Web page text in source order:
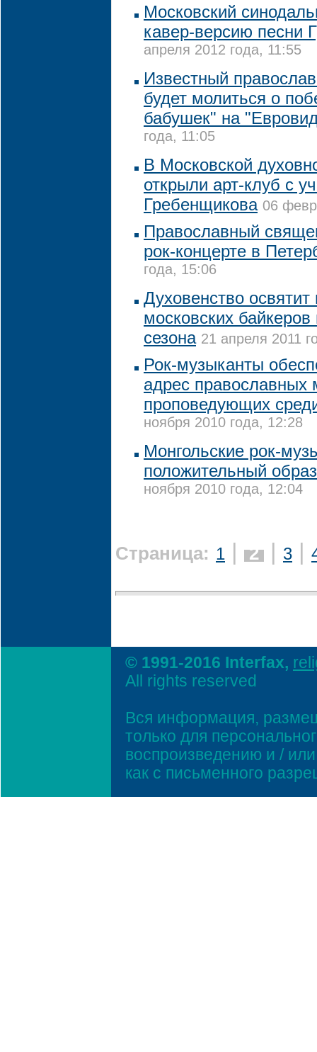
Московский
кавер-версию песни
апреля 2012 года, 11:55
Известный
будет молиться о
бабушек" на
года, 11:05
В Московской
открыли арт-клуб с
Гребенщикова 06
Православный
рок-концерте в
года, 15:06
Духовенство
московских
сезона 21 апреля 2011
Рок-музыканты
адрес православных
проповедующих
ноября 2010 года, 12:28
Монгольские рок-
положительный
ноября 2010 года, 12:04
Страница: 1 2 3
© 1991-2016 Interfax,
All rights reserved
Вся информация,
только для
воспроизведению и /
как с письменного